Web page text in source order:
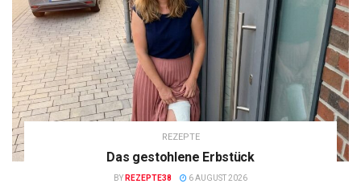
REZEPTE
Das gestohlene Erbstück
BY REZEPTE38 6 AUGUST 2026